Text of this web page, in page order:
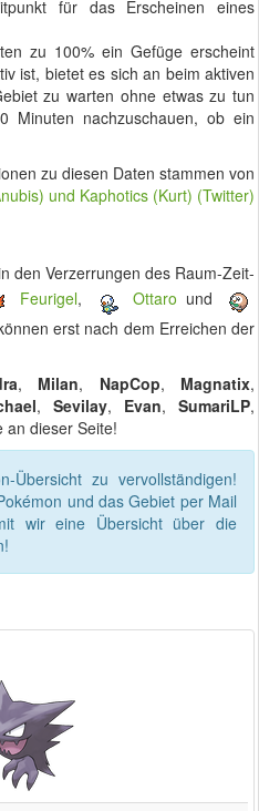
für das Erscheinen eines
zu 100% ein Gefüge erscheint
ist, bietet es sich an beim aktiven
zu warten ohne etwas zu tun
nachzuschauen, ob ein
zu diesen Daten stammen von
und Kaphotics (Kurt) (Twitter)
den Verzerrungen des Raum-Zeit-
Feurigel, Ottaro und
erst nach dem Erreichen der
, Milan, NapCop, Magnatix,
, Sevilay, Evan, SumariLP,
an dieser Seite!
Übersicht zu vervollständigen!
und das Gebiet per Mail
wir eine Übersicht über die